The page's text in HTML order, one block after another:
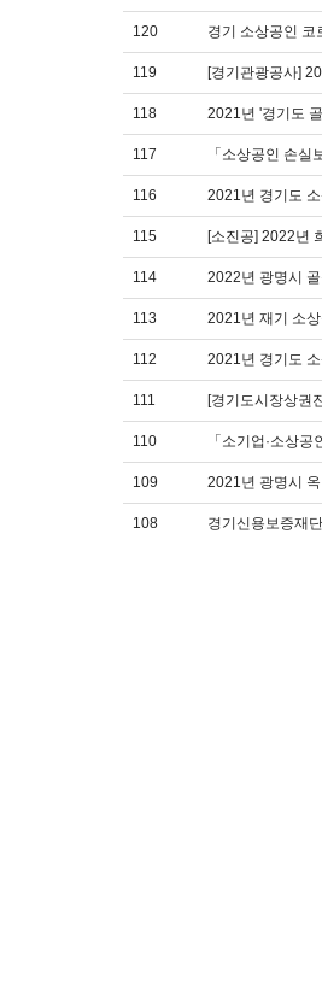
120 경기 소상공인 코
119 [경기관광공사]
118 2021년 '경기도
117 「소상공인 손실
116 2021년 경기도
115 [소진공] 2022년
114 2022년 광명시
113 2021년 재기 소
112 2021년 경기도
111 [경기도시장상권
110 「소기업·소상
109 2021년 광명시
108 경기신용보증재